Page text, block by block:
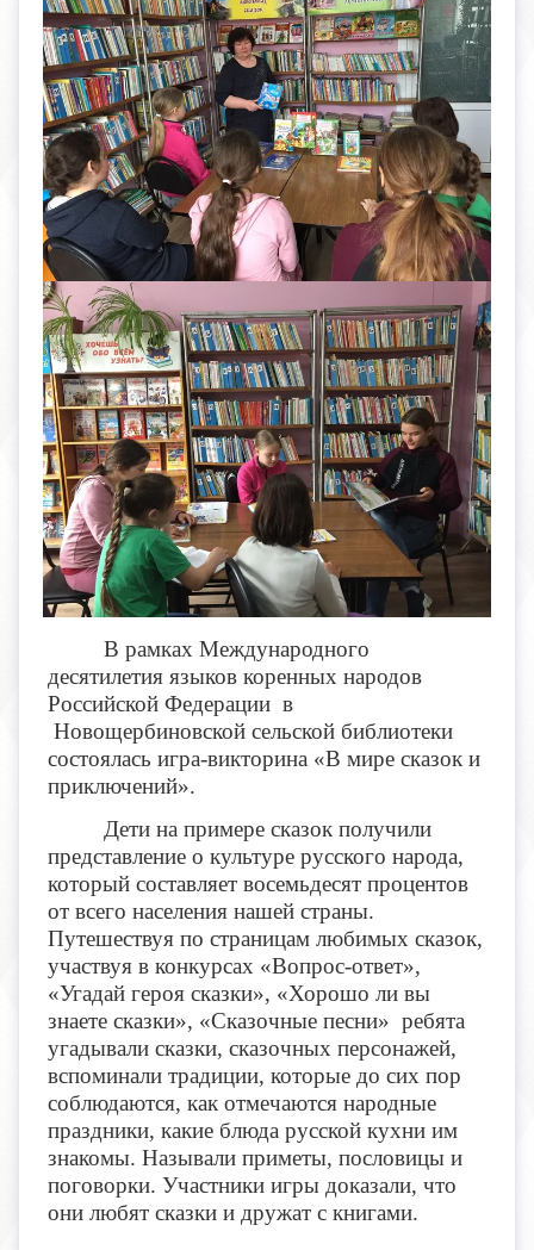
В рамках Международного
десятилетия языков коренных народов
Российской Федерации в
Новощербиновской сельской библиотеки
состоялась игра-викторина «В мире сказок и
приключений».
Дети на примере сказок получили
представление о культуре русского народа,
который составляет восемьдесят процентов
от всего населения нашей страны.
Путешествуя по страницам любимых сказок,
участвуя в конкурсах «Вопрос-ответ»,
«Угадай героя сказки», «Хорошо ли вы
знаете сказки», «Сказочные песни» ребята
угадывали сказки, сказочных персонажей,
вспоминали традиции, которые до сих пор
соблюдаются, как отмечаются народные
праздники, какие блюда русской кухни им
знакомы. Называли приметы, пословицы и
поговорки. Участники игры доказали, что
они любят сказки и дружат с книгами.